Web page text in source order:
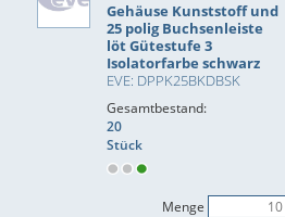
Gehäuse Kunststoff und
25 polig Buchsenleiste
löt Gütestufe 3
Isolatorfarbe schwarz
EVE: DPPK25BKDBSK
Gesamtbestand:
20
Stück
Menge